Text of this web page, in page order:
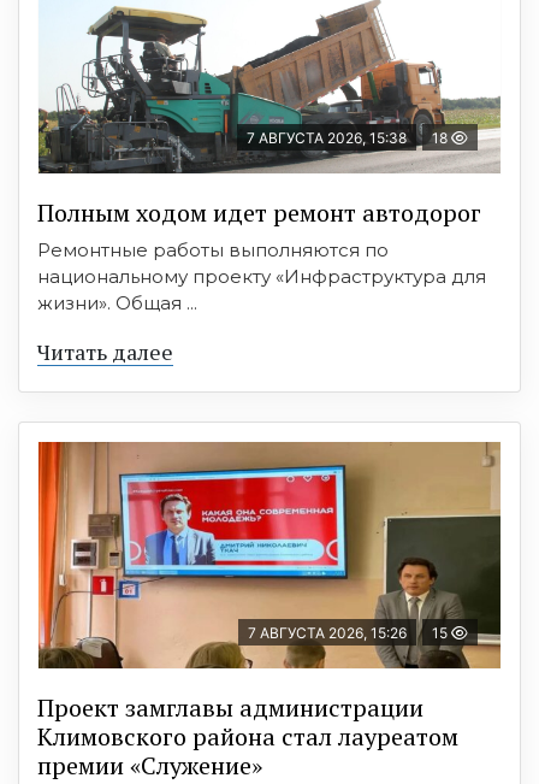
7 АВГУСТА 2026, 15:38 18
Полным ходом идет ремонт автодорог
Ремонтные работы выполняются по
национальному проекту «Инфраструктура для
жизни». Общая ...
Читать далее
7 АВГУСТА 2026, 15:26 15
Проект замглавы администрации
Климовского района стал лауреатом
премии «Служение»